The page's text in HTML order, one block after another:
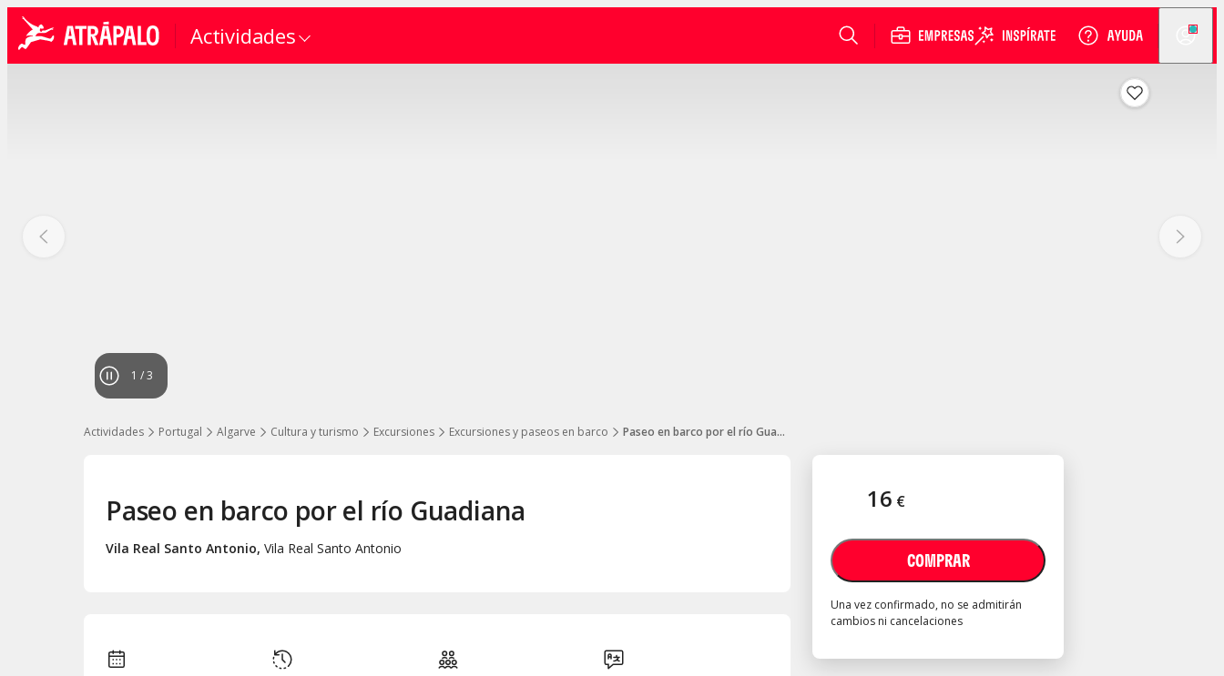
Actividades
1 /3
Actividades Portugal Algarve Cultura y turismo Excursiones Excursiones y paseos en barco Paseo en barco por el río Guadiana
16 €
COMPRAR
Una vez confirmado, no se admitirán
cambios ni cancelaciones
Paseo en barco por el río Guadiana
Vila Real Santo Antonio, Vila Real Santo Antonio